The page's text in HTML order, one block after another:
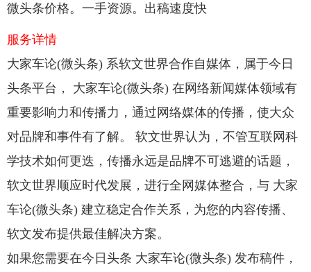
微头条价格。一手资源。出稿速度快
服务详情
大家车论(微头条) 系软文世界合作自媒体，属于今日
头条平台， 大家车论(微头条) 在网络新闻媒体领域有
重要影响力和传播力，通过网络媒体的传播，使大众
对品牌和事件有了解。 软文世界认为，不管互联网科
学技术如何更迭，传播永远是品牌不可逃避的话题，
软文世界顺应时代发展，进行全网媒体整合，与 大家
车论(微头条) 建立稳定合作关系，为您的内容传播、
软文发布提供最佳解决方案。
如果您需要在今日头条 大家车论(微头条) 发布稿件，